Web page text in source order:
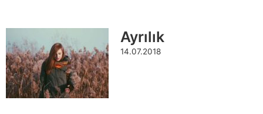
Ayrılık
14.07.2018